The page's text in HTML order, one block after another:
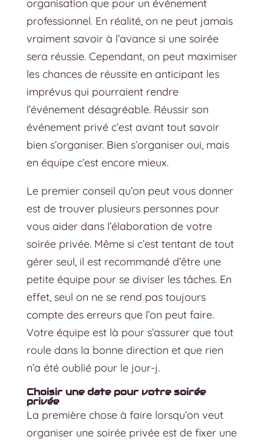
organisation que pour un événement
professionnel. En réalité, on ne peut jamais
vraiment savoir à l’avance si une soirée
sera réussie. Cependant, on peut maximiser
les chances de réussite en anticipant les
imprévus qui pourraient rendre
l’événement désagréable. Réussir son
événement privéc’est avant tout savoir
bien s’organiser. Bien s’organiser oui, mais
en équipe c’est encore mieux.
Le premier conseil qu’on peut vous donner
est de trouver plusieurs personnes pour
vous aider dans l’élaboration de votre
soirée privée. Même si c’est tentant de tout
gérer seul, il est recommandé d’être une
petite équipe pour se diviser les tâches. En
effet, seul on ne se rend pas toujours
compte des erreurs que l’on peut faire.
Votre équipe est là pour s’assurer que tout
roule dans la bonne direction et que rien
n’a été oublié pour le jour-j.
Choisir une date pour votre soirée
privée
La première chose à faire lorsqu’on veut
organiser une soirée privée est de fixer une